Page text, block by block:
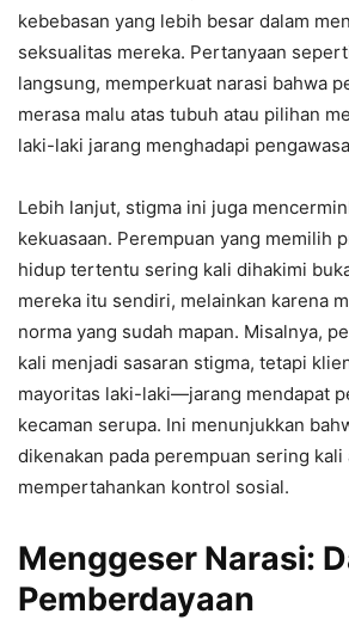
kebebasan yang lebih besar dalam
seksualitas mereka. Pertanyaan
langsung, memperkuat narasi bahwa
merasa malu atas tubuh atau pilihan
laki-laki jarang menghadapi
Lebih lanjut, stigma ini juga
kekuasaan. Perempuan yang memilih
hidup tertentu sering kali dihakimi
mereka itu sendiri, melainkan karena
norma yang sudah mapan. Misalnya,
kali menjadi sasaran stigma, tetapi
mayoritas laki-laki—jarang mendapat
kecaman serupa. Ini menunjukkan
dikenakan pada perempuan sering kali
mempertahankan kontrol sosial.
Menggeser Narasi:
Pemberdayaan